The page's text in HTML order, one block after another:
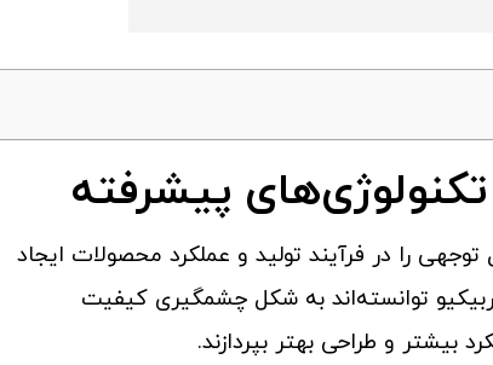
تکنولوژی‌های پیشرفته
را در فرآیند تولید و عملکرد محصولات ایجاد
توانسته‌اند به شکل چشمگیری کیفیت
بیشتر و طراحی بهتر بپردازند.